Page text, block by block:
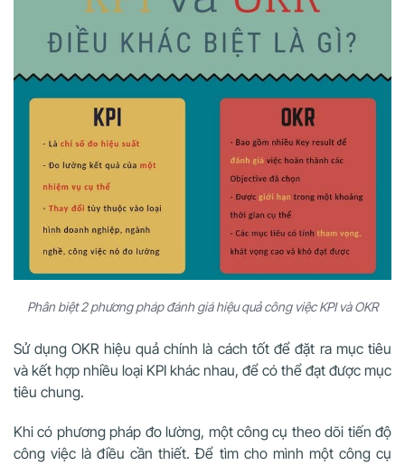
Phân biệt 2 phương pháp đánh giá hiệu quả công việc KPI và OKR
Sử dụng OKR hiệu quả chính là cách tốt để đặt ra mục tiêu
và kết hợp nhiều loại KPI khác nhau, để có thể đạt được mục
tiêu chung.
Khi có phương pháp đo lường, một công cụ theo dõi tiến độ
công việc là điều cần thiết. Để tìm cho mình một công cụ